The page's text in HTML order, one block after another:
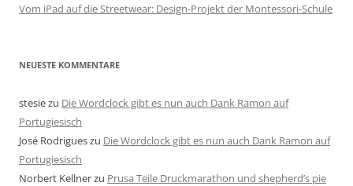
Vom iPad auf die Streetwear: Design-Projekt der Montessori-Schule
NEUESTE KOMMENTARE
stesiezu Die Wordclock gibt es nun auch Dank Ramon auf
Portugiesisch
José Rodrigueszu Die Wordclock gibt es nun auch Dank Ramon auf
Portugiesisch
Norbert Kellnerzu Prusa Teile Druckmarathon und shepherd’s pie